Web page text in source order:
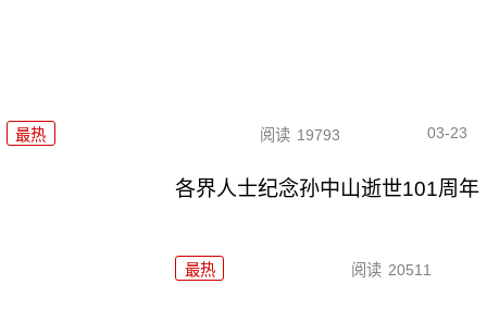
最热 阅读 19793 03-23
各界人士纪念孙中山逝世101周年
最热 阅读 20511